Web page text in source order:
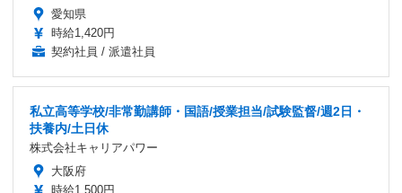
愛知県
時給1,420円
契約社員 / 派遣社員
私立高等学校/非常勤講師・国語/授業担当/試験監督/週2日・
扶養内/土日休
株式会社キャリアパワー
大阪府
時給1,500円